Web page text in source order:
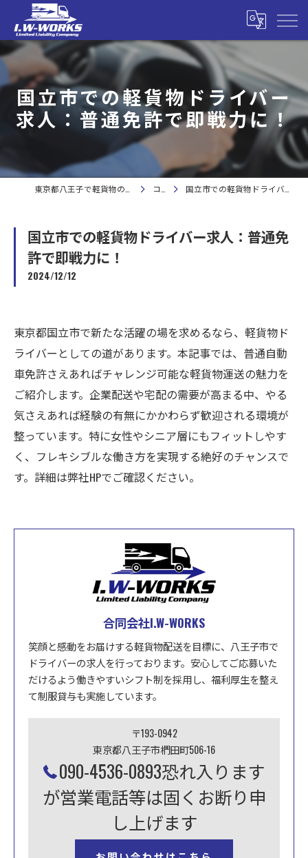
国立市での軽貨物ドライバー
求人：普通免許で即戦力に！
コラム 国立市での軽貨物ドライバー求人：普通免許で即戦力に！
国立市での軽貨物ドライバー求人：普通免
許で即戦力に！
2024/12/12
東京都国立市で新たな活躍の場を求めるなら、軽貨物ド
ライバーとしての道があります。本記事では、普通自動
車免許さえあればチャレンジ可能な軽貨物運送の魅力を
ご紹介します。企業配送や宅配の需要が高まる中、やる
気さえあれば経験の有無にかかわらず歓迎される環境が
整っています。特に女性やシニア層にもフィットしやす
く、フレキシブルな働き方を実現する絶好のチャンスで
す。詳細は弊社HPでご確認ください。
合同会社I.W-WORKS
笑顔と感動をお届けする軽貨物配送を目標に、八王子市で
ドライバーの求人を行っております。安心してご応募いた
だけるよう働きやすいシフト制を採用し、福利厚生を整え
て制服貸与も実施しています。
〒193-0942
東京都八王子市椚田町506-16
090-4536-0893恐れ入ります
が営業電話等は固くお断り申
し上げます